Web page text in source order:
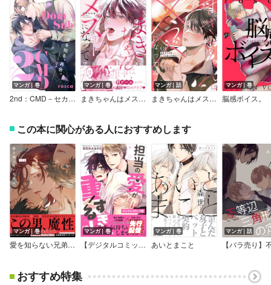
マンガ｜巻
2nd：CMD－セカンドコマンド－
マンガ｜巻
まきちゃんはメスになってみたい【電子限定描き下ろし漫画付き】【コミックス版】
マンガ｜話
まきちゃんはメスになってみたい【分冊版】
マンガ｜巻
脳感ボイス。
この本に関心がある人におすすめします
マンガ｜巻
愛を知らない兄弟は【電子限定漫画付きRenta！特別版】
マンガ｜巻
【デジタルコミック版】担当の愛が重すぎる！
マンガ｜巻
あいとまこと
マンガ｜話
おすすめ特集